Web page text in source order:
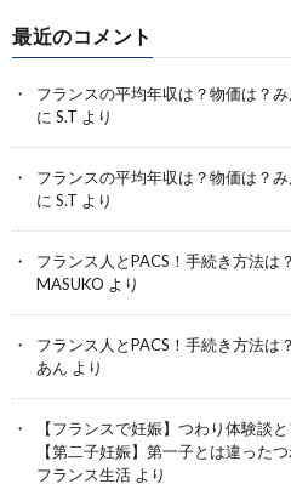
最近のコメント
フランスの平均年収は？物価は？
に S.T より
フランスの平均年収は？物価は？
に S.T より
フランス人とPACS！手続き方法は
MASUKO より
フランス人とPACS！手続き方法は
あん より
【フランスで妊娠】つわり体験談
【第二子妊娠】第一子とは違った
フランス生活 より